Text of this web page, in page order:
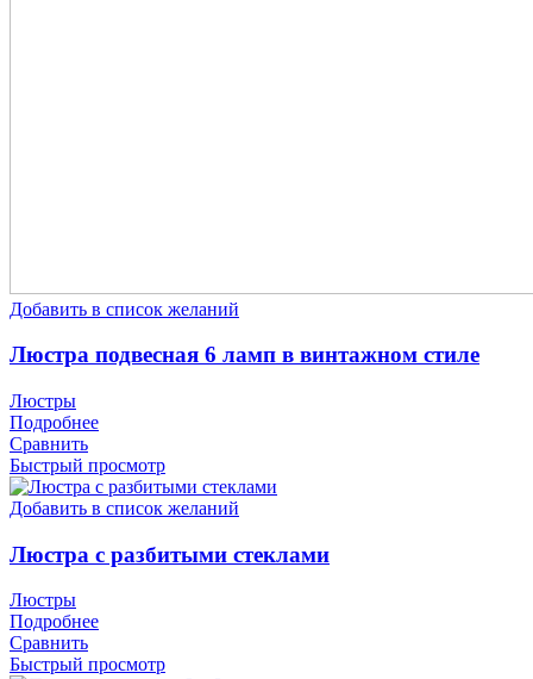
Добавить в список желаний
Люстра подвесная 6 ламп в винтажном стиле
Люстры
Подробнее
Сравнить
Быстрый просмотр
Добавить в список желаний
Люстра с разбитыми стеклами
Люстры
Подробнее
Сравнить
Быстрый просмотр